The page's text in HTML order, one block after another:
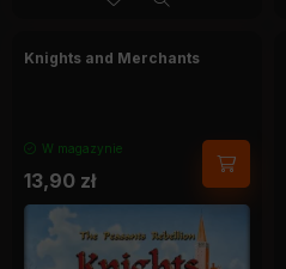
Knights and Merchants
W magazynie
13,90 zł